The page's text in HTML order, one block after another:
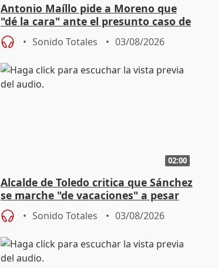
Antonio Maíllo pide a Moreno que
"dé la cara" ante el presunto caso de
acoso del CEO de ADM
Sonido Totales 03/08/2026
02:00
Alcalde de Toledo critica que Sánchez
se marche "de vacaciones" a pesar
de la crisis migratoria
Sonido Totales 03/08/2026